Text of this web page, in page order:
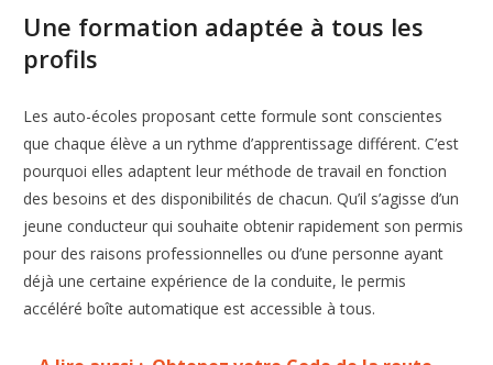
Une formation adaptée à tous les
profils
Les auto-écoles proposant cette formule sont conscientes
que chaque élève a un rythme d’apprentissage différent. C’est
pourquoi elles adaptent leur méthode de travail en fonction
des besoins et des disponibilités de chacun. Qu’il s’agisse d’un
jeune conducteur qui souhaite obtenir rapidement son permis
pour des raisons professionnelles ou d’une personne ayant
déjà une certaine expérience de la conduite, le permis
accéléré boîte automatique est accessible à tous.